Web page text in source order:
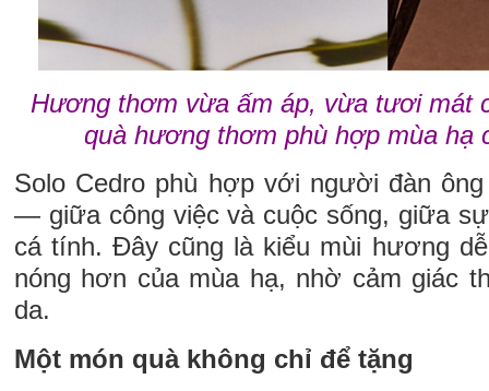
Hương thơm vừa ấm áp, vừa tươi mát
quà hương thơm phù hợp mùa hạ
Solo Cedro phù hợp với người đàn
— giữa công việc và cuộc sống, giữa
cá tính. Đây cũng là kiểu mùi hương
nóng hơn của mùa hạ, nhờ cảm giác
da.
Một món quà không chỉ để tặng